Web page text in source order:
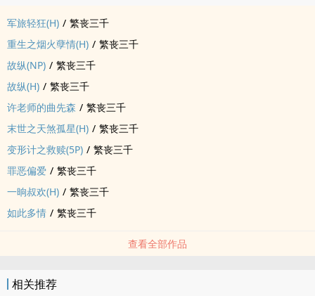
军旅轻狂(H) / 繁丧三千
重生之烟火孽情(H) / 繁丧三千
故纵(NP) / 繁丧三千
故纵(H) / 繁丧三千
许老师的曲先森 / 繁丧三千
末世之天煞孤星(H) / 繁丧三千
变形计之救赎(5P) / 繁丧三千
罪恶偏爱 / 繁丧三千
一晌叔欢(H) / 繁丧三千
如此多情 / 繁丧三千
查看全部作品
相关推荐